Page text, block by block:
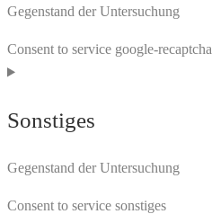
Gegenstand der Untersuchung
Consent to service google-recaptcha
Sonstiges
Gegenstand der Untersuchung
Consent to service sonstiges